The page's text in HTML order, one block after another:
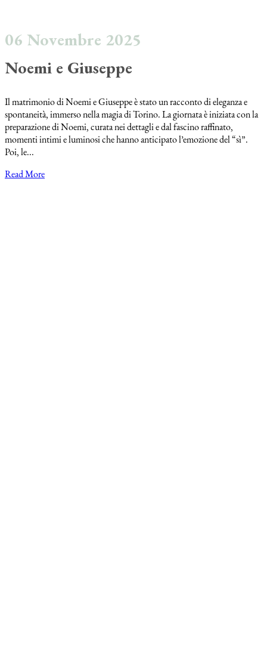
06 Novembre 2025
Noemi e Giuseppe
Il matrimonio di Noemi e Giuseppe è stato un racconto di eleganza e
spontaneità, immerso nella magia di Torino. La giornata è iniziata con la
preparazione di Noemi, curata nei dettagli e dal fascino raffinato,
momenti intimi e luminosi che hanno anticipato l’emozione del “sì”.
Poi, le...
Read More